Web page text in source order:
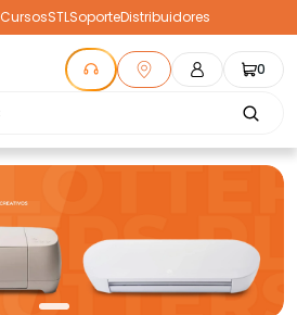
CursosSTLSoporteDistribuidores
0